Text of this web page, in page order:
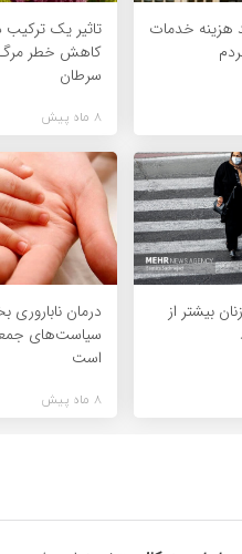
درصد هزینه خدمات
تاثیر یک ترکیب
کاهش خطر مرگ
سرطان
8 ماه پیش
بیشتر از
درمان ناباروری
سیاست‌های
است
8 ماه پیش